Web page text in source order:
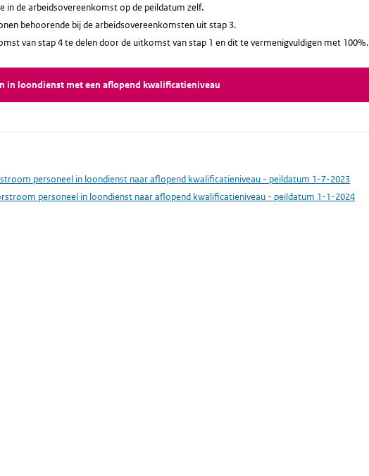
in de arbeidsovereenkomst op de peildatum zelf.
behoorende bij de arbeidsovereenkomsten uit stap 3.
van stap 4 te delen door de uitkomst van stap 1 en dit te vermenigvuldigen met 100%.
in loondienst met een aflopend kwalificatieniveau
personeel in loondienst naar aflopend kwalificatieniveau - peildatum 1-7-2023
personeel in loondienst naar aflopend kwalificatieniveau - peildatum 1-1-2024